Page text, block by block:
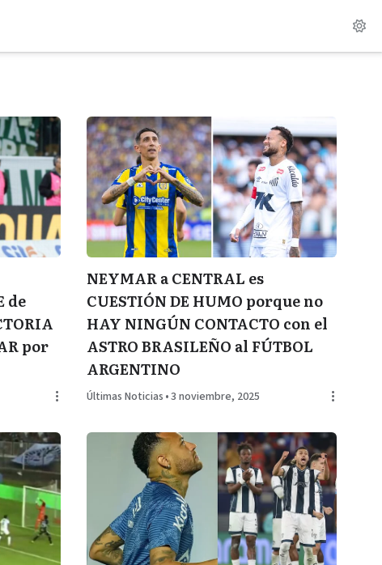
de
por
NEYMAR a CENTRAL es
CUESTIÓN DE HUMO porque no
HAY NINGÚN CONTACTO con el
ASTRO BRASILEÑO al FÚTBOL
ARGENTINO
Últimas Noticias •3 noviembre, 2025